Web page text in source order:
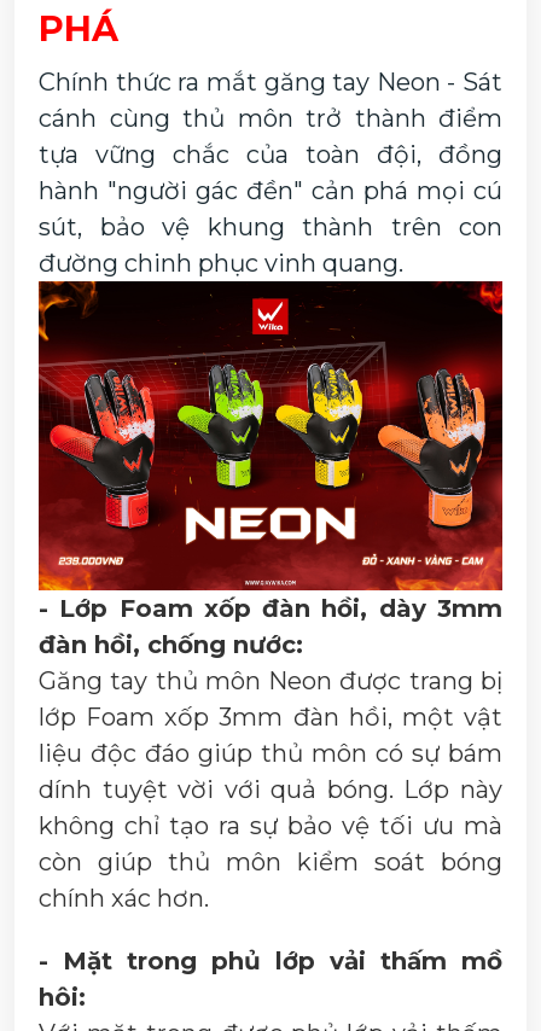
PHÁ
Chính thức ra mắt găng tay Neon - Sát
cánh cùng thủ môn trở thành điểm
tựa vững chắc của toàn đội, đồng
hành "người gác đền" cản phá mọi cú
sút, bảo vệ khung thành trên con
đường chinh phục vinh quang.
- Lớp Foam xốp đàn hồi, dày 3mm
đàn hồi, chống nước:
Găng tay thủ môn Neon được trang bị
lớp Foam xốp 3mm đàn hồi, một vật
liệu độc đáo giúp thủ môn có sự bám
dính tuyệt vời với quả bóng. Lớp này
không chỉ tạo ra sự bảo vệ tối ưu mà
còn giúp thủ môn kiểm soát bóng
chính xác hơn.
- Mặt trong phủ lớp vải thấm mồ
hôi: